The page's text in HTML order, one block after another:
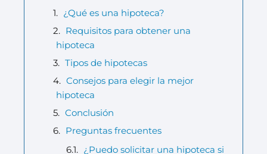
¿Qué es una hipoteca?
Requisitos para obtener una
hipoteca
Tipos de hipotecas
Consejos para elegir la mejor
hipoteca
Conclusión
Preguntas frecuentes
¿Puedo solicitar una hipoteca si